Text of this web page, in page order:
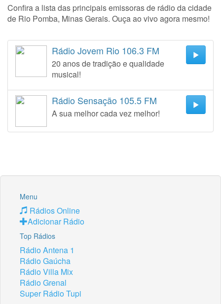
Confira a lista das principais emissoras de rádio da cidade
de Rio Pomba, Minas Gerais. Ouça ao vivo agora mesmo!
Rádio Jovem Rio 106.3 FM
20 anos de tradição e qualidade
musical!
Rádio Sensação 105.5 FM
A sua melhor cada vez melhor!
Menu
Rádios Online
Adicionar Rádio
Top Rádios
Rádio Antena 1
Rádio Gaúcha
Rádio Villa Mix
Rádio Grenal
Super Rádio Tupi